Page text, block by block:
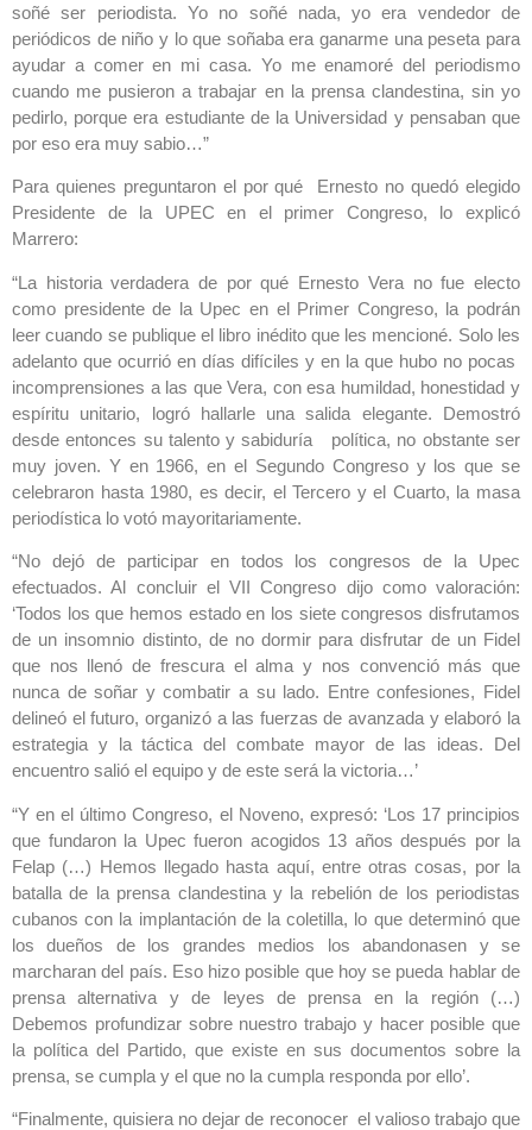
soñé ser periodista. Yo no soñé nada, yo era vendedor de
periódicos de niño y lo que soñaba era ganarme una peseta para
ayudar a comer en mi casa. Yo me enamoré del periodismo
cuando me pusieron a trabajar en la prensa clandestina, sin yo
pedirlo, porque era estudiante de la Universidad y pensaban que
por eso era muy sabio…”
Para quienes preguntaron el por qué Ernesto no quedó elegido
Presidente de la UPEC en el primer Congreso, lo explicó
Marrero:
“La historia verdadera de por qué Ernesto Vera no fue electo
como presidente de la Upec en el Primer Congreso, la podrán
leer cuando se publique el libro inédito que les mencioné. Solo les
adelanto que ocurrió en días difíciles y en la que hubo no pocas
incomprensiones a las que Vera, con esa humildad, honestidad y
espíritu unitario, logró hallarle una salida elegante. Demostró
desde entonces su talento y sabiduría política, no obstante ser
muy joven. Y en 1966, en el Segundo Congreso y los que se
celebraron hasta 1980, es decir, el Tercero y el Cuarto, la masa
periodística lo votó mayoritariamente.
“No dejó de participar en todos los congresos de la Upec
efectuados. Al concluir el VII Congreso dijo como valoración:
‘Todos los que hemos estado en los siete congresos disfrutamos
de un insomnio distinto, de no dormir para disfrutar de un Fidel
que nos llenó de frescura el alma y nos convenció más que
nunca de soñar y combatir a su lado. Entre confesiones, Fidel
delineó el futuro, organizó a las fuerzas de avanzada y elaboró la
estrategia y la táctica del combate mayor de las ideas. Del
encuentro salió el equipo y de este será la victoria…’
“Y en el último Congreso, el Noveno, expresó: ‘Los 17 principios
que fundaron la Upec fueron acogidos 13 años después por la
Felap (…) Hemos llegado hasta aquí, entre otras cosas, por la
batalla de la prensa clandestina y la rebelión de los periodistas
cubanos con la implantación de la coletilla, lo que determinó que
los dueños de los grandes medios los abandonasen y se
marcharan del país. Eso hizo posible que hoy se pueda hablar de
prensa alternativa y de leyes de prensa en la región (…)
Debemos profundizar sobre nuestro trabajo y hacer posible que
la política del Partido, que existe en sus documentos sobre la
prensa, se cumpla y el que no la cumpla responda por ello’.
“Finalmente, quisiera no dejar de reconocer el valioso trabajo que